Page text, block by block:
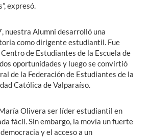
expresó.
nuestra Alumni desarrolló una
como dirigente estudiantil. Fue
de Estudiantes de la Escuela de
oportunidades y luego se convirtió
de la Federación de Estudiantes de la
Católica de Valparaíso.
Olivera ser líder estudiantil en
fácil. Sin embargo, la movía un fuerte
y el acceso a un